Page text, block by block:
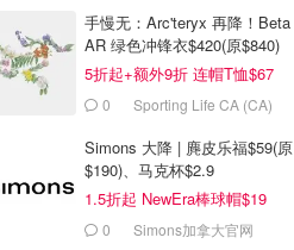
手慢无：Arc'teryx 再降！Beta
AR 绿色冲锋衣$420(原$840)
5折起+额外9折 连帽T恤$67
0 Sporting Life CA (CA)
Simons 大降 | 麂皮乐福$59(原
$190)、马克杯$2.9
1.5折起 NewEra棒球帽$19
0 Simons加拿大官网